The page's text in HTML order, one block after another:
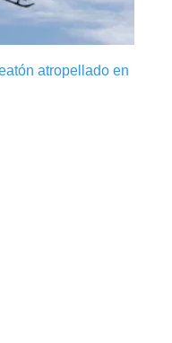
atropellado en